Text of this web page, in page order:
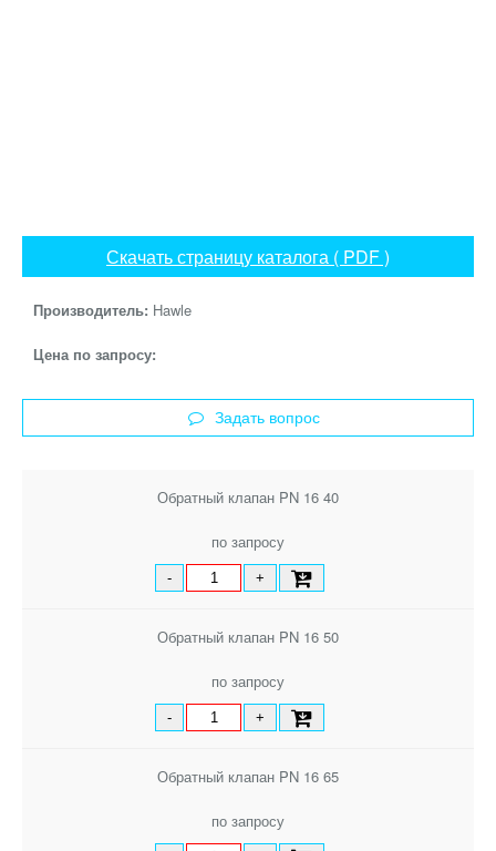
Скачать страницу каталога ( PDF )
Производитель: Hawle
Цена по запросу:
Задать вопрос
Обратный клапан PN 16 40
по запросу
- +
Обратный клапан PN 16 50
по запросу
- +
Обратный клапан PN 16 65
по запросу